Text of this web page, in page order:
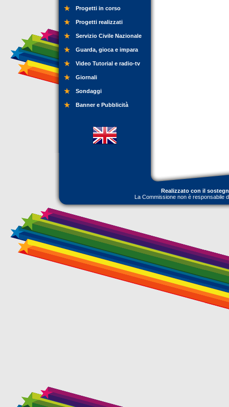
Progetti in corso
Progetti realizzati
Servizio Civile Nazionale
Guarda, gioca e impara
Video Tutorial e radio-tv
Giornali
Sondaggi
Banner e Pubblicità
Realizzato con il
La Commissione non è responsabile